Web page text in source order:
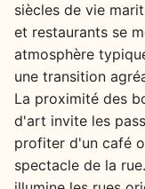
siècles de vie
et restaurants se
atmosphère
une transition
La proximité des
d'art invite les
profiter d'un café
spectacle de la